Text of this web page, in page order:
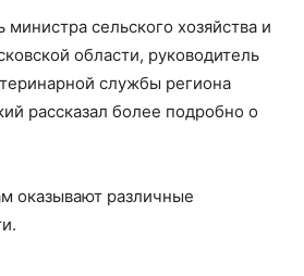
сельского хозяйства и
области, руководитель
службы региона
рассказал более подробно о
оказывают различные